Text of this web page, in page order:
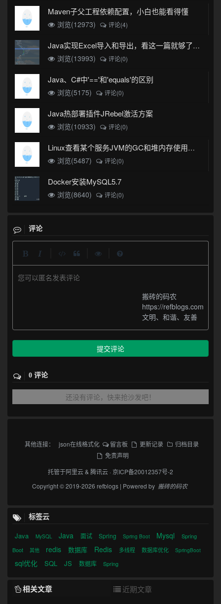
Maven子父工程依赖配置，小白也能看得懂
浏览(12973) 评论(4)
Java实现Excel导入和导出，看这一篇就够了(珍藏版)
浏览(13993)
评论(0)
Java、C#中'=='和'equals'的区别
浏览(5175) 评论(0)
Java热部署插件JRebel激活方案
浏览(10933) 评论(0)
Linux查看某个服务JVM的GC和堆内存使用情况
浏览(5487)
评论(0)
Docker安装MySQL5.7
浏览(8640) 评论(0)
评论
您可以匿名发表评论
搬砖的码农
https://refblogs.com
文明、和谐、友善
提交评论
0 评论
还没有评论，快来抢沙发吧！
其他连接： json在线格式化 留言板 更新记录
归档目录
免责声明
托管于阿里云& 腾讯云 ·京ICP备20012357号-2
Copyright © 2019-2026 refblogs | Powered by 搬砖的码农
标签云
Java MySQL Java 面试 Spring Spring Boot Mysql
Spring
Boot
其他 redis 数据库 Redis 多线程 数据库优化 SpringBoot
sql优化 SQL JS 数据库 Spring
相关文章
近期文章